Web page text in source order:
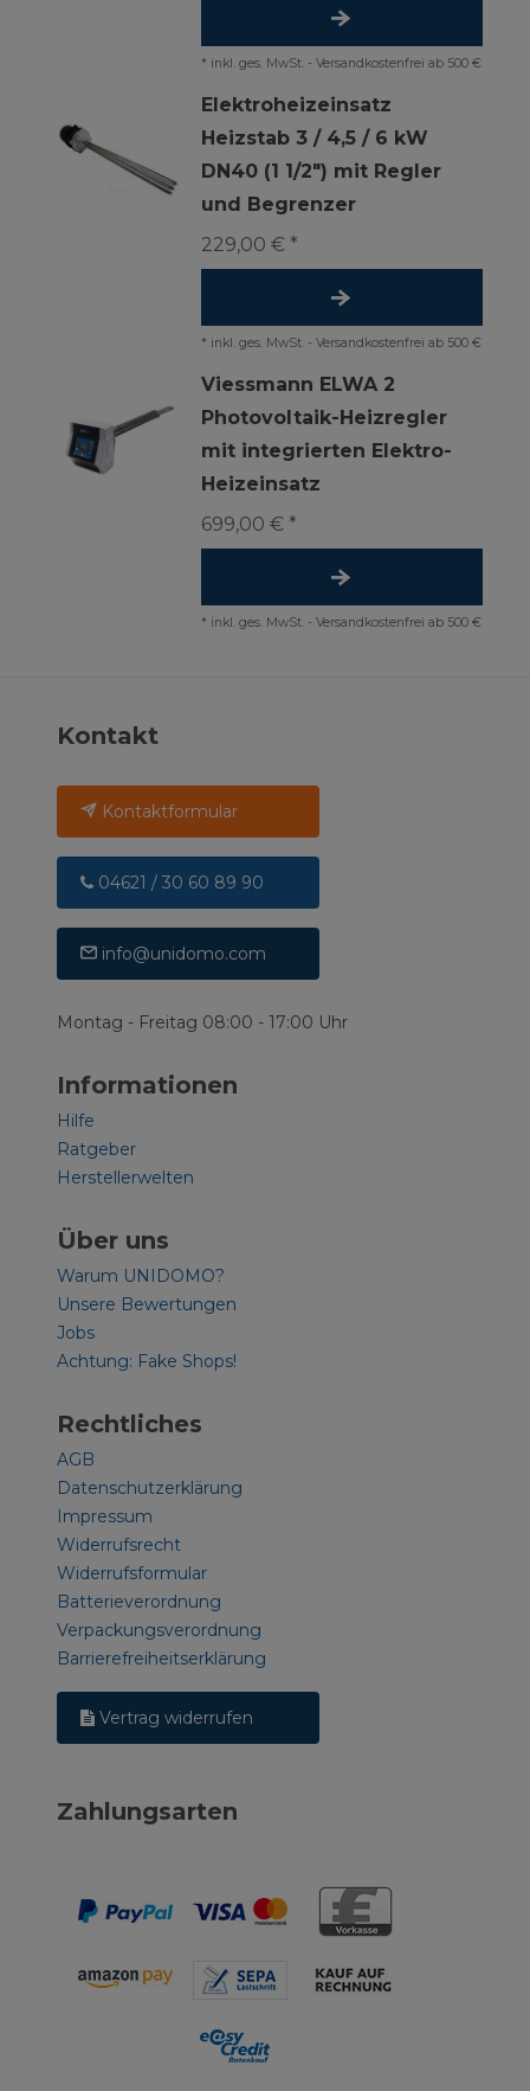
* inkl. ges. MwSt. - Versandkostenfrei ab 500 €
Elektroheizeinsatz
Heizstab 3 / 4,5 / 6 kW
DN40 (1 1/2") mit Regler
und Begrenzer
229,00 € *
* inkl. ges. MwSt. - Versandkostenfrei ab 500 €
Viessmann ELWA 2
Photovoltaik-Heizregler
mit integrierten Elektro-
Heizeinsatz
699,00 € *
* inkl. ges. MwSt. - Versandkostenfrei ab 500 €
Kontakt
Kontaktformular
04621 / 30 60 89 90
info@unidomo.com
Montag - Freitag 08:00 - 17:00 Uhr
Informationen
Hilfe
Ratgeber
Herstellerwelten
Über uns
Warum UNIDOMO?
Unsere Bewertungen
Jobs
Achtung: Fake Shops!
Rechtliches
AGB
Datenschutzerklärung
Impressum
Widerrufsrecht
Widerrufsformular
Batterieverordnung
Verpackungsverordnung
Barrierefreiheitserklärung
Vertrag widerrufen
Zahlungsarten